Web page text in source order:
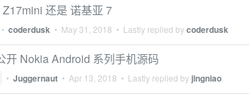
Z17mini 还是 诺基亚 7
• coderdusk • May 31, 2018 • Lastly replied bycoderdusk
开 Nokia Android 系列手机源码
• Juggernaut • Apr 13, 2018 • Lastly replied by jingniao